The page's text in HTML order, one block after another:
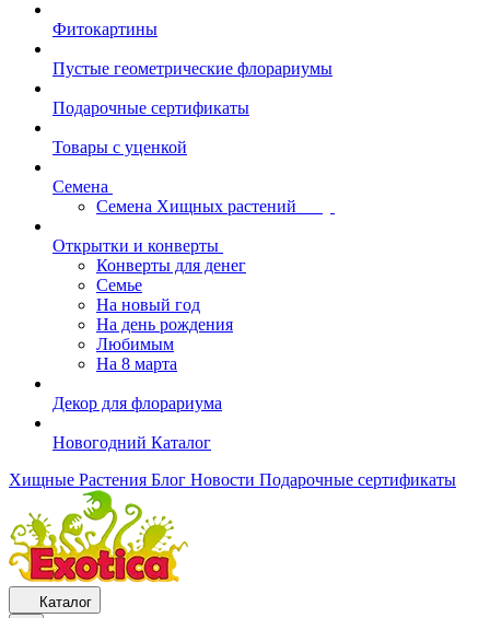
Фитокартины
Пустые геометрические флорариумы
Подарочные сертификаты
Товары с уценкой
Семена
Семена Хищных растений
Открытки и конверты
Конверты для денег
Семье
На новый год
На день рождения
Любимым
На 8 марта
Декор для флорариума
Новогодний Каталог
Хищные Растения Блог Новости Подарочные сертификаты
Каталог